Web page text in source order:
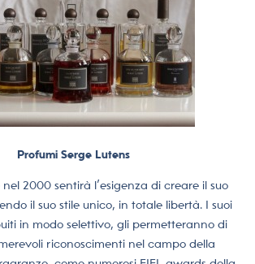
Profumi Serge Lutens
nel 2000 sentirà l’esigenza di creare il suo
il suo stile unico, in totale libertà. I suoi
in modo selettivo, gli permetteranno di
riconoscimenti nel campo della